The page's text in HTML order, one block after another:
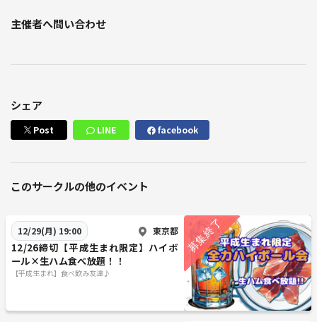
主催者へ問い合わせ
シェア
Post LINE facebook
このサークルの他のイベント
12/29(月) 19:00 東京都
12/26締切【平成生まれ限定】ハイボ
ール×生ハム食べ放題！！
【平成生まれ】食べ飲み友達♪